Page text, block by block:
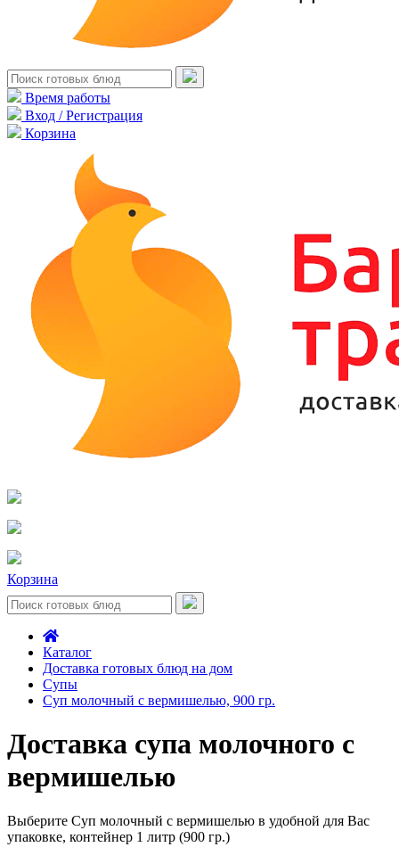
Время работы
Вход / Регистрация
Корзина
Корзина
Каталог
Доставка готовых блюд на дом
Супы
Суп молочный с вермишелью, 900 гр.
Доставка супа молочного с
вермишелью
Выберите Суп молочный с вермишелью в удобной для Вас
упаковке, контейнер 1 литр (900 гр.)